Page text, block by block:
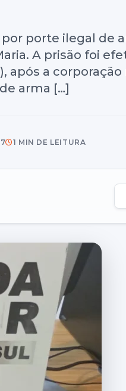
porte ilegal de
A prisão foi
após a
arma […]
7 1 MIN DE LEITURA